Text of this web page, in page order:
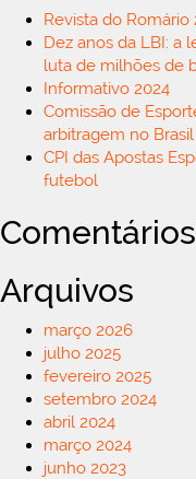
Revista do Romário
Dez anos da LBI: a
luta de milhões de
Informativo 2024
Comissão de
arbitragem no Brasil
CPI das Apostas
futebol
Comentários
Arquivos
março 2026
julho 2025
fevereiro 2025
setembro 2024
abril 2024
março 2024
junho 2023